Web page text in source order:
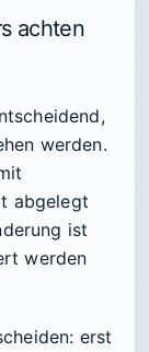
achten
werden.
abgelegt
ist
werden
erst